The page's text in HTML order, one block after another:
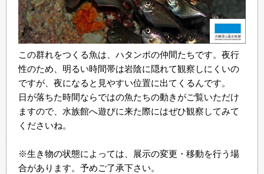
この群れをつくる魚は、ハタンポの仲間たちです。夜行
性のため、明るい時間帯は岩陰に隠れて観察しにくいの
ですが、夜になると見やすい位置に出てくるんです。
日が落ちた時間ならではの魚たちの動きがご覧いただけ
ますので、水族館へ遊びに来た際にはぜひ観察してみて
くださいね。
※生き物の状態によっては、展示の変更・移動を行う場
合があります。予めご了承下さい。